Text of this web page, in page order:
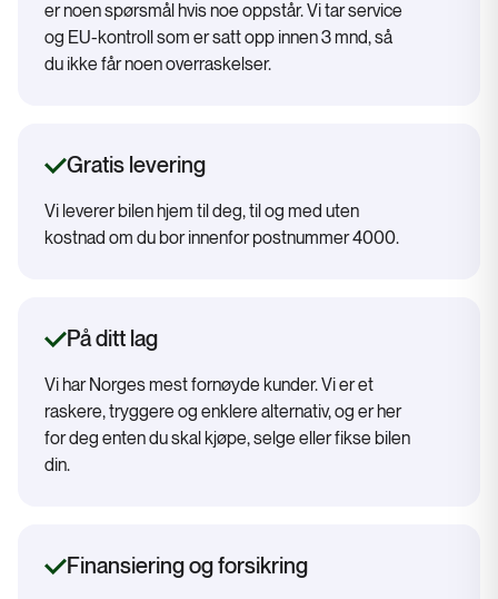
er noen spørsmål hvis noe oppstår. Vi tar service
og EU-kontroll som er satt opp innen 3 mnd, så
du ikke får noen overraskelser.
Gratis levering
Vi leverer bilen hjem til deg, til og med uten
kostnad om du bor innenfor postnummer 4000.
På ditt lag
Vi har Norges mest fornøyde kunder. Vi er et
raskere, tryggere og enklere alternativ, og er her
for deg enten du skal kjøpe, selge eller fikse bilen
din.
Finansiering og forsikring